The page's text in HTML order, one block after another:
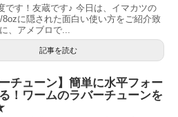
です！友蔵です♪ 今日は、イマカツの
に隠された面白い使い方をご紹介致
、アメブロで...
記事を読む
チューン】簡単に水平フォー
！ワームのラバーチューンを